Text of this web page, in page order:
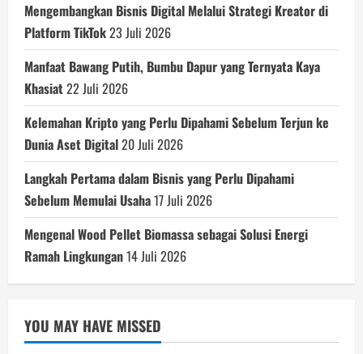
Mengembangkan Bisnis Digital Melalui Strategi Kreator di
Platform TikTok23 Juli 2026
Manfaat Bawang Putih, Bumbu Dapur yang Ternyata Kaya
Khasiat22 Juli 2026
Kelemahan Kripto yang Perlu Dipahami Sebelum Terjun ke
Dunia Aset Digital20 Juli 2026
Langkah Pertama dalam Bisnis yang Perlu Dipahami
Sebelum Memulai Usaha17 Juli 2026
Mengenal Wood Pellet Biomassa sebagai Solusi Energi
Ramah Lingkungan14 Juli 2026
YOU MAY HAVE MISSED